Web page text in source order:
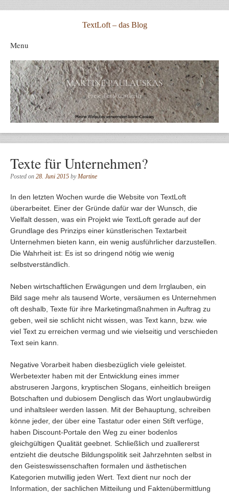
TextLoft – das Blog
Menu
Texte für Unternehmen?
Posted on 28. Juni 2015 byMartine
In den letzten Wochen wurde die Website von TextLoft
überarbeitet. Einer der Gründe dafür war der Wunsch, die
Vielfalt dessen, was ein Projekt wie TextLoft gerade auf der
Grundlage des Prinzips einer künstlerischen Textarbeit
Unternehmen bieten kann, ein wenig ausführlicher darzustellen.
Die Wahrheit ist: Es ist so dringend nötig wie wenig
selbstverständlich.
Neben wirtschaftlichen Erwägungen und dem Irrglauben, ein
Bild sage mehr als tausend Worte, versäumen es Unternehmen
oft deshalb, Texte für ihre Marketingmaßnahmen in Auftrag zu
geben, weil sie schlicht nicht wissen, was Text kann, bzw. wie
viel Text zu erreichen vermag und wie vielseitig und verschieden
Text sein kann.
Negative Vorarbeit haben diesbezüglich viele geleistet.
Werbetexter haben mit der Entwicklung eines immer
abstruseren Jargons, kryptischen Slogans, einheitlich breiigen
Botschaften und dubiosem Denglisch das Wort unglaubwürdig
und inhaltsleer werden lassen. Mit der Behauptung, schreiben
könne jeder, der über eine Tastatur oder einen Stift verfüge,
haben Discount-Portale den Weg zu einer bodenlos
gleichgültigen Qualität geebnet. Schließlich und zuallererst
entzieht die deutsche Bildungspolitik seit Jahrzehnten selbst in
den Geisteswissenschaften formalen und ästhetischen
Kategorien mutwillig jeden Wert. Text dient nur noch der
Information, der sachlichen Mitteilung und Faktenübermittlung